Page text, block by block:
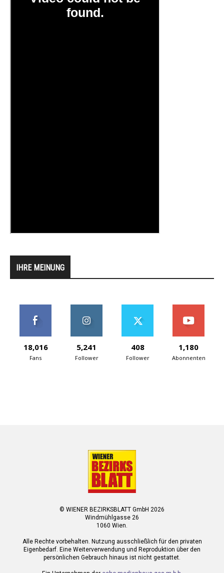
IHRE MEINUNG
18,016
Fans
5,241
Follower
408
Follower
1,180
Abonnenten
© WIENER BEZIRKSBLATT GmbH 2026
Windmühlgasse 26
1060 Wien.
Alle Rechte vorbehalten. Nutzung ausschließlich für den privaten
Eigenbedarf. Eine Weiterverwendung und Reproduktion über den
persönlichen Gebrauch hinaus ist nicht gestattet.